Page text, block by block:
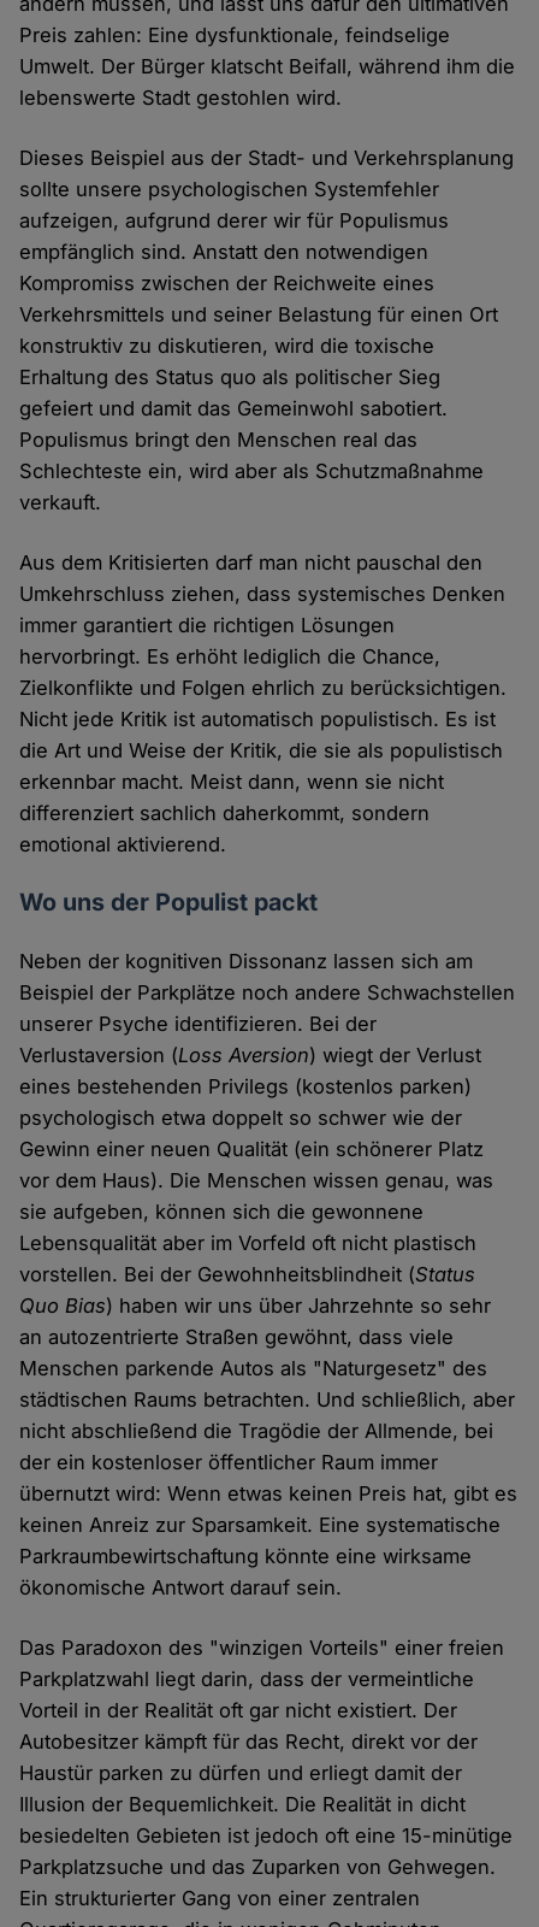
Preis zahlen: Eine dysfunktionale, feindselige
Umwelt. Der Bürger klatscht Beifall, während ihm die
lebenswerte Stadt gestohlen wird.
Dieses Beispiel aus der Stadt- und Verkehrsplanung
sollte unsere psychologischen Systemfehler
aufzeigen, aufgrund derer wir für Populismus
empfänglich sind. Anstatt den notwendigen
Kompromiss zwischen der Reichweite eines
Verkehrsmittels und seiner Belastung für einen Ort
konstruktiv zu diskutieren, wird die toxische
Erhaltung des Status quo als politischer Sieg
gefeiert und damit das Gemeinwohl sabotiert.
Populismus bringt den Menschen real das
Schlechteste ein, wird aber als Schutzmaßnahme
verkauft.
Aus dem Kritisierten darf man nicht pauschal den
Umkehrschluss ziehen, dass systemisches Denken
immer garantiert die richtigen Lösungen
hervorbringt. Es erhöht lediglich die Chance,
Zielkonflikte und Folgen ehrlich zu berücksichtigen.
Nicht jede Kritik ist automatisch populistisch. Es ist
die Art und Weise der Kritik, die sie als populistisch
erkennbar macht. Meist dann, wenn sie nicht
differenziert sachlich daherkommt, sondern
emotional aktivierend.
Wo uns der Populist packt
Neben der kognitiven Dissonanz lassen sich am
Beispiel der Parkplätze noch andere Schwachstellen
unserer Psyche identifizieren. Bei der
Verlustaversion (Loss Aversion) wiegt der Verlust
eines bestehenden Privilegs (kostenlos parken)
psychologisch etwa doppelt so schwer wie der
Gewinn einer neuen Qualität (ein schönerer Platz
vor dem Haus). Die Menschen wissen genau, was
sie aufgeben, können sich die gewonnene
Lebensqualität aber im Vorfeld oft nicht plastisch
vorstellen. Bei der Gewohnheitsblindheit (Status
Quo Bias) haben wir uns über Jahrzehnte so sehr
an autozentrierte Straßen gewöhnt, dass viele
Menschen parkende Autos als "Naturgesetz" des
städtischen Raums betrachten. Und schließlich, aber
nicht abschließend die Tragödie der Allmende, bei
der ein kostenloser öffentlicher Raum immer
übernutzt wird: Wenn etwas keinen Preis hat, gibt es
keinen Anreiz zur Sparsamkeit. Eine systematische
Parkraumbewirtschaftung könnte eine wirksame
ökonomische Antwort darauf sein.
Das Paradoxon des "winzigen Vorteils" einer freien
Parkplatzwahl liegt darin, dass der vermeintliche
Vorteil in der Realität oft gar nicht existiert. Der
Autobesitzer kämpft für das Recht, direkt vor der
Haustür parken zu dürfen und erliegt damit der
Illusion der Bequemlichkeit. Die Realität in dicht
besiedelten Gebieten ist jedoch oft eine 15-minütige
Parkplatzsuche und das Zuparken von Gehwegen.
Ein strukturierter Gang von einer zentralen